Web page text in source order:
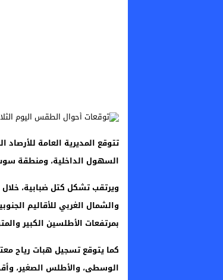
تتوقع المديرية العامة للأرصاد
السهول الداخلية، ومنطقة
ويرتقب تشكل كتل ضبابية،
والشمال الغربي للأقاليم
بمرتفعات الأطلسين الكبير
كما يتوقع تسجيل هبات رياح
الوسطى، والأطلس الصغير،